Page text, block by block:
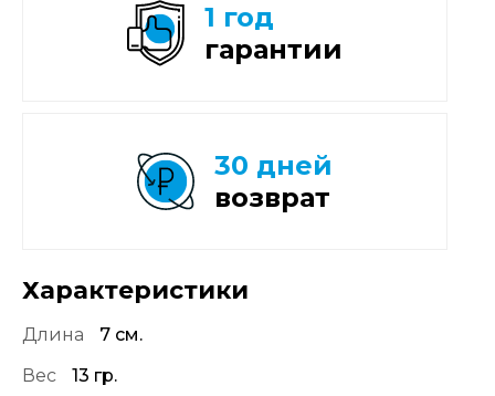
Характеристики
Длина
7 см.
Вес
13 гр.
1 год
гарантии
30 дней
возврат